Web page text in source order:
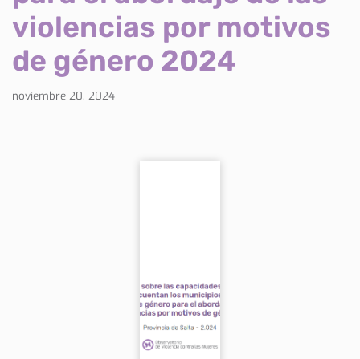
violencias por motivos
de género 2024
noviembre 20, 2024